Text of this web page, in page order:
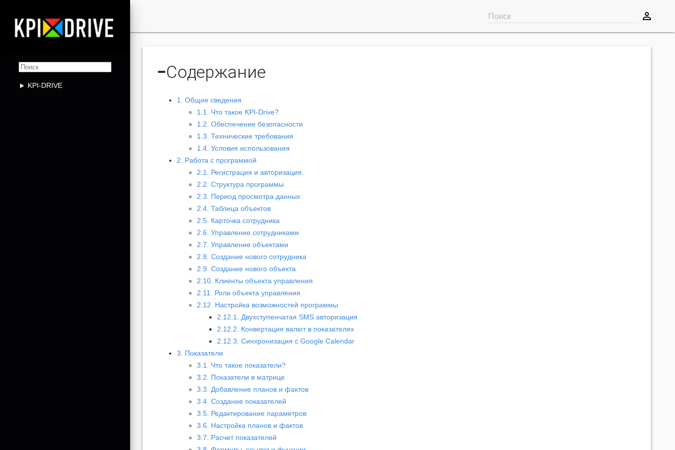
 Поиск perm_identity
KPI-DRIVE
−Содержание
1. Общие сведения
1.1. Что такое KPI-Drive?
1.2. Обеспечение безопасности
1.3. Технические требования
1.4. Условия использования
2. Работа с программой
2.1. Регистрация и авторизация.
2.2. Структура программы
2.3. Период просмотра данных
2.4. Таблица объектов
2.5. Карточка сотрудника
2.6. Управление сотрудниками
2.7. Управление объектами
2.8. Создание нового сотрудника
2.9. Создание нового объекта
2.10. Клиенты объекта управления
2.11. Роли объекта управления
2.12. Настройка возможностей программы
2.12.1. Двухступенчатая SMS авторизация
2.12.2. Конвертация валют в показателях
2.12.3. Синхронизация с Google Calendar
3. Показатели
3.1. Что такое показатели?
3.2. Показатели в матрице
3.3. Добавление планов и фактов
3.4. Создание показателей
3.5. Редактирование параметров
3.6. Настройка планов и фактов
3.7. Расчет показателей